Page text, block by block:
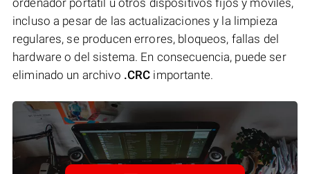
incluso a pesar de las actualizaciones y la limpieza
regulares, se producen errores, bloqueos, fallas del
hardware o del sistema. En consecuencia, puede ser
eliminado un archivo .CRC importante.